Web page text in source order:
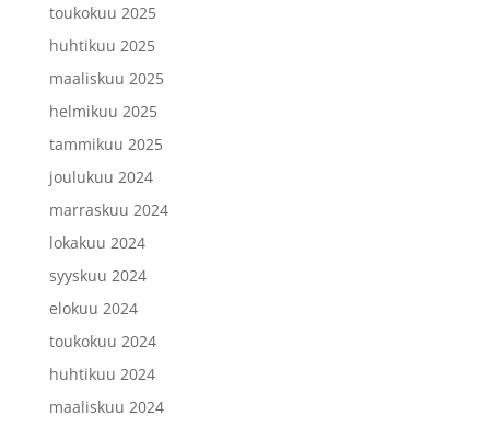
toukokuu 2025
huhtikuu 2025
maaliskuu 2025
helmikuu 2025
tammikuu 2025
joulukuu 2024
marraskuu 2024
lokakuu 2024
syyskuu 2024
elokuu 2024
toukokuu 2024
huhtikuu 2024
maaliskuu 2024